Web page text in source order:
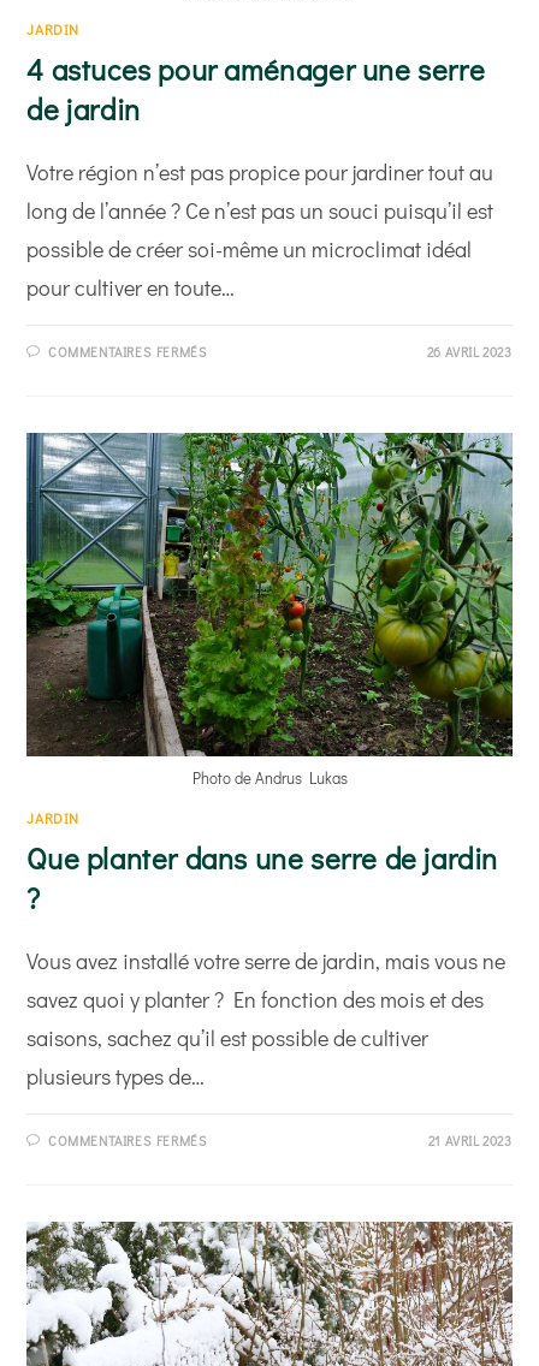
JARDIN
4 astuces pour aménager une serre
de jardin
Votre région n’est pas propice pour jardiner tout au
long de l’année ? Ce n’est pas un souci puisqu’il est
possible de créer soi-même un microclimat idéal
pour cultiver en toute…
COMMENTAIRES FERMÉSSUR
UNE
SERRE
DE
JARDIN
26 AVRIL 2023
Photo de Andrus Lukas
JARDIN
Que planter dans une serre de jardin
?
Vous avez installé votre serre de jardin, mais vous ne
savez quoi y planter ? En fonction des mois et des
saisons, sachez qu’il est possible de cultiver
plusieurs types de…
COMMENTAIRES FERMÉSSUR
SERRE
DE
JARDIN
?
21 AVRIL 2023